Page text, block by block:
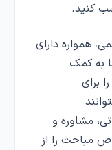
کنید.
همواره دارای
به کمک
برای
مشاوره‌ و
مباحث را از